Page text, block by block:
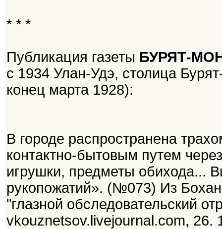
* * *
Публикация газеты БУРЯТ-
с 1934 Улан-Удэ, столица
конец марта 1928):
В городе распространена
контактно-бытовым путем
игрушки, предметы обихода...
рукопожатий». (№073) Из
"глазной обследовательский
vkouznetsov.livejournal.com, 26.